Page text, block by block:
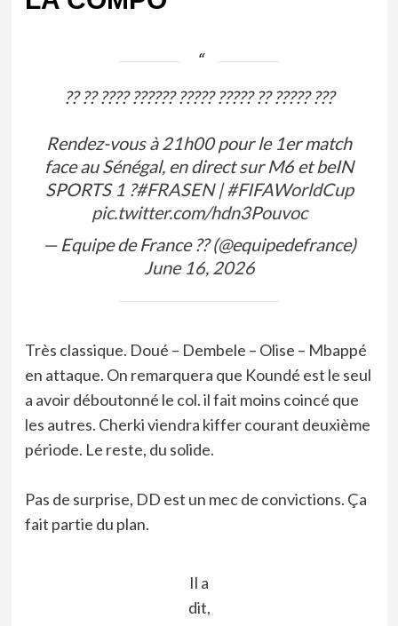
?? ?? ???? ?????? ????? ????? ?? ????? ???
Rendez-vous à 21h00 pour le 1er match
face au Sénégal, en direct sur M6 et beIN
SPORTS 1 ?#FRASEN|#FIFAWorldCup
pic.twitter.com/hdn3Pouvoc
— Equipe de France ?? (@equipedefrance)
June 16, 2026
Très classique. Doué – Dembele – Olise – Mbappé
en attaque. On remarquera que Koundé est le seul
a avoir déboutonné le col. il fait moins coincé que
les autres. Cherki viendra kiffer courant deuxième
période. Le reste, du solide.
Pas de surprise, DD est un mec de convictions. Ça
fait partie du plan.
Il a
dit,